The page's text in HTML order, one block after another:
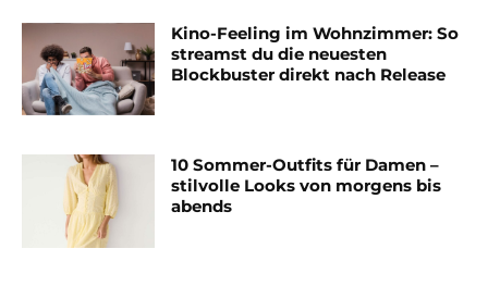
Kino-Feeling im Wohnzimmer: So
streamst du die neuesten
Blockbuster direkt nach Release
10 Sommer-Outfits für Damen –
stilvolle Looks von morgens bis
abends